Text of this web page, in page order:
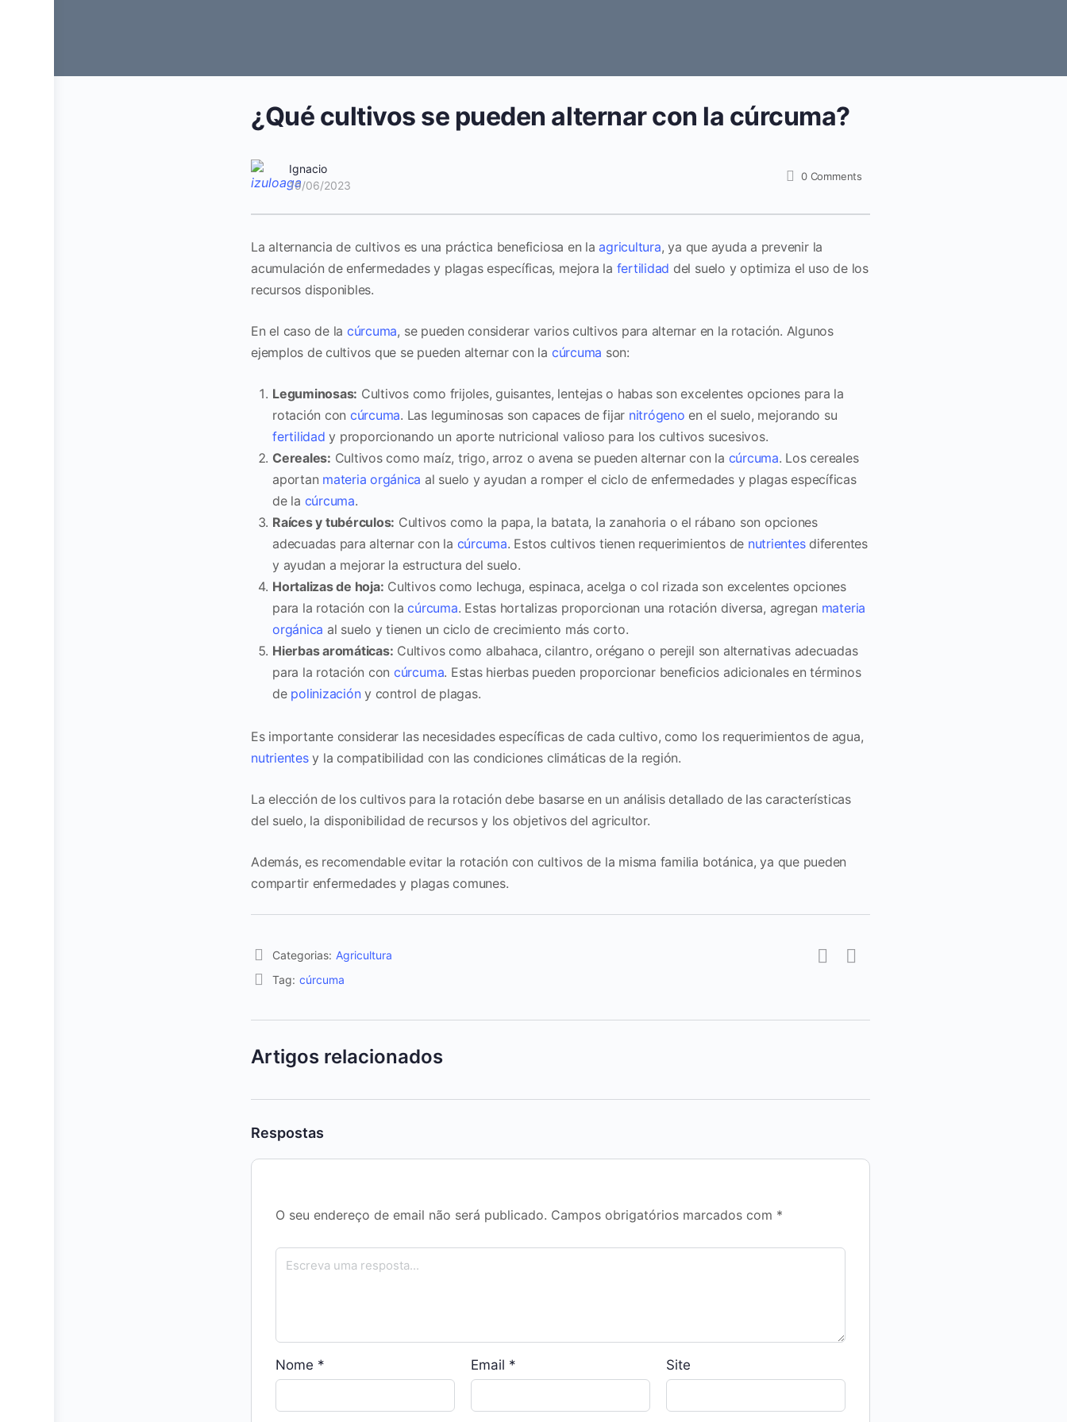
¿Qué cultivos se pueden alternar con la cúrcuma?
Ignacio
19/06/2023
0 Comments
La alternancia de cultivos es una práctica beneficiosa en laagricultura, ya que ayuda a prevenir la
acumulación de enfermedades y plagas específicas, mejora la fertilidad del suelo y optimiza el uso de los
recursos disponibles.
En el caso de la cúrcuma, se pueden considerar varios cultivos para alternar en la rotación. Algunos
ejemplos de cultivos que se pueden alternar con la cúrcuma son:
Leguminosas: Cultivos como frijoles, guisantes, lentejas o habas son excelentes opciones para la
rotación con cúrcuma. Las leguminosas son capaces de fijar nitrógeno en el suelo, mejorando su
fertilidad y proporcionando un aporte nutricional valioso para los cultivos sucesivos.
Cereales: Cultivos como maíz, trigo, arroz o avena se pueden alternar con la cúrcuma. Los cereales
aportan materia orgánica al suelo y ayudan a romper el ciclo de enfermedades y plagas específicas
de la cúrcuma.
Raíces y tubérculos: Cultivos como la papa, la batata, la zanahoria o el rábano son opciones
adecuadas para alternar con la cúrcuma. Estos cultivos tienen requerimientos de nutrientesdiferentes
y ayudan a mejorar la estructura del suelo.
Hortalizas de hoja: Cultivos como lechuga, espinaca, acelga o col rizada son excelentes opciones
para la rotación con lacúrcuma. Estas hortalizas proporcionan una rotación diversa, agregan materia
orgánica al suelo y tienen un ciclo de crecimiento más corto.
Hierbas aromáticas: Cultivos como albahaca, cilantro, orégano o perejil son alternativas adecuadas
para la rotación con cúrcuma. Estas hierbas pueden proporcionar beneficios adicionales en términos
de polinizacióny control de plagas.
Es importante considerar las necesidades específicas de cada cultivo, como los requerimientos de agua,
nutrientesy la compatibilidad con las condiciones climáticas de la región.
La elección de los cultivos para la rotación debe basarse en un análisis detallado de las características
del suelo, la disponibilidad de recursos y los objetivos del agricultor.
Además, es recomendable evitar la rotación con cultivos de la misma familia botánica, ya que pueden
compartir enfermedades y plagas comunes.
Categorias: Agricultura
Tag: cúrcuma
Artigos relacionados
Respostas
O seu endereço de email não será publicado. Campos obrigatórios marcados com *
Nome * Email * Site